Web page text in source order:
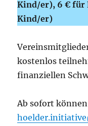
Kind/er), 6 € für
Kind/er)
kostenlos
finanziellen
Ab sofort